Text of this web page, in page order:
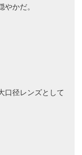
かだ。
口径レンズとして